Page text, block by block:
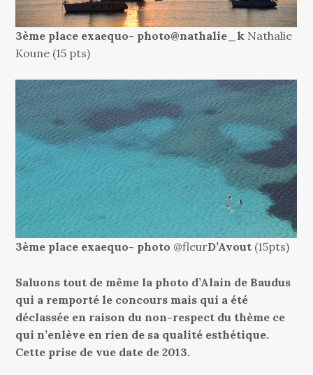
3ème place exaequo- photo@nathalie_k Nathalie
Koune (15 pts)
3ème place exaequo- photo @fleurD’Avout (15pts)
Saluons tout de même la photo d’Alain de Baudus
qui a remporté le concours mais qui a été
déclassée en raison du non-respect du thème ce
qui n’enlève en rien de sa qualité esthétique.
Cette prise de vue date de 2013.